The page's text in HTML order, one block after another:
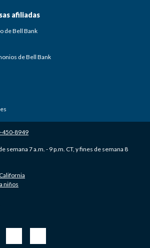
afiliadas
de Bell Bank
de Bell Bank
450-8949
semana 7 a.m. - 9 p.m. CT, y fines de semana 8
niños